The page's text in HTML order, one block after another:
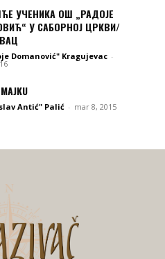
УЧЕНИКА ОШ „РАДОЈЕ
У САБОРНОЈ ЦРКВИ/
Domanović" Kragujevac -
Antić" Palić - mar 8, 2015